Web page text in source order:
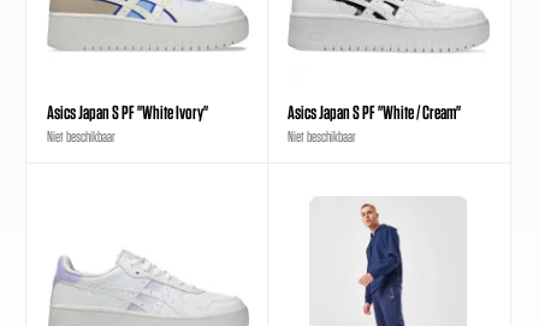
Asics Japan S PF "White Ivory"
Niet beschikbaar
Asics Japan S PF "White / Cream"
Niet beschikbaar